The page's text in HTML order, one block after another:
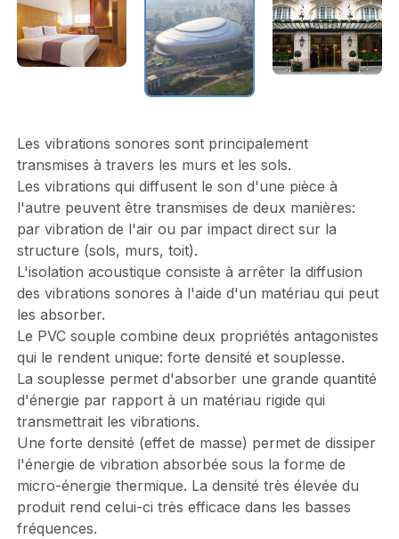
Les vibrations sonores sont principalement
transmises à travers les murs et les sols.
Les vibrations qui diffusent le son d'une pièce à
l'autre peuvent être transmises de deux manières:
par vibration de l'air ou par impact direct sur la
structure (sols, murs, toit).
L'isolation acoustique consiste à arrêter la diffusion
des vibrations sonores à l'aide d'un matériau qui peut
les absorber.
Le PVC souple combine deux propriétés antagonistes
qui le rendent unique: forte densité et souplesse.
La souplesse permet d'absorber une grande quantité
d'énergie par rapport à un matériau rigide qui
transmettrait les vibrations.
Une forte densité (effet de masse) permet de dissiper
l'énergie de vibration absorbée sous la forme de
micro-énergie thermique. La densité très élevée du
produit rend celui-ci très efficace dans les basses
fréquences.